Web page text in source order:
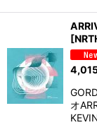
[
オ